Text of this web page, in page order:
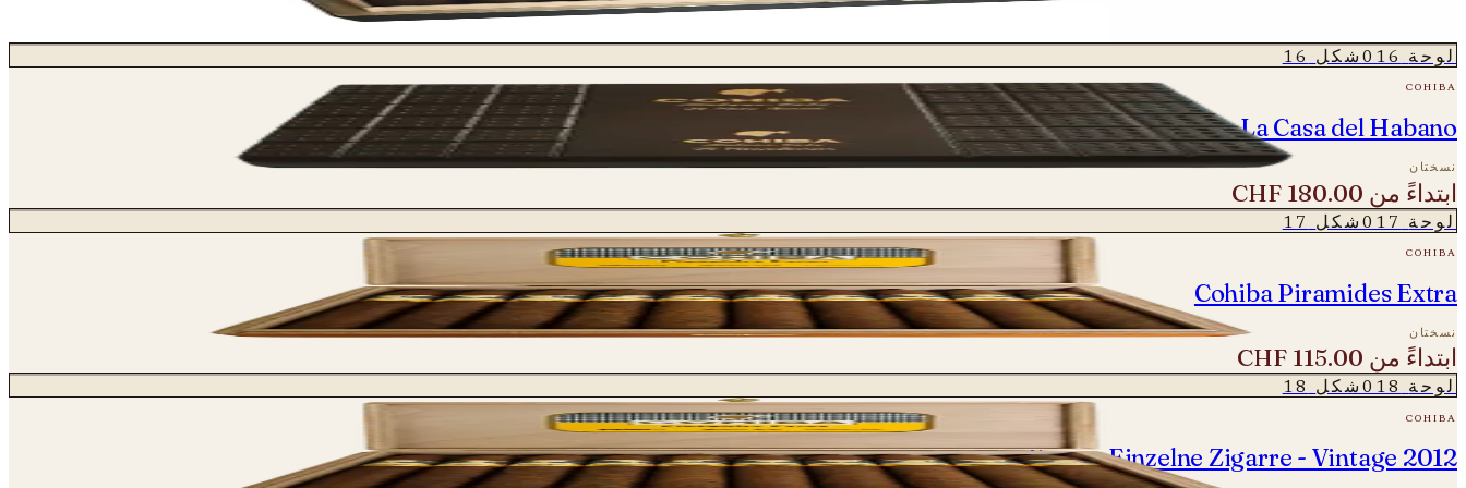
لوحة 016 شكل 16
cohiba
Cohiba Novedosos - La Casa del Habano
نسختان
ابتداءً من CHF 180.00
لوحة 017 شكل 17
cohiba
Cohiba Piramides Extra
نسختان
ابتداءً من CHF 115.00
لوحة 018 شكل 18
cohiba
Cohiba Piramides Extra - Einzelne Zigarre - Vintage 2012